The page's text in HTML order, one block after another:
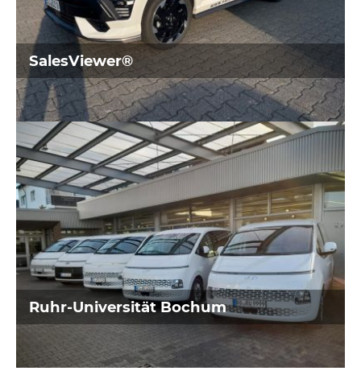
SalesViewer®
Ruhr-Universität Bochum
aus Bochum
Energieversorger
aus Hattingen